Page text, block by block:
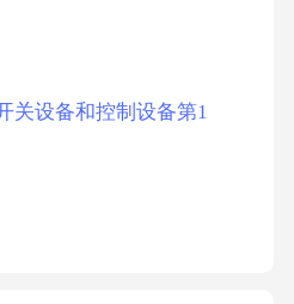
关设备和控制设备第1